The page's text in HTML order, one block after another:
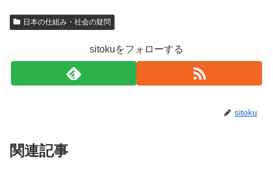
日本の仕組み・社会の疑問
sitokuをフォローする
sitoku
関連記事